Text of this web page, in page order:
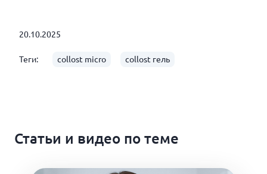
20.10.2025
Теги: collost micro collost гель
Статьи и видео по теме